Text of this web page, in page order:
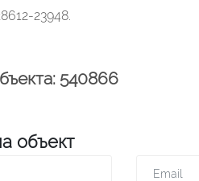
23948.
540866
объект